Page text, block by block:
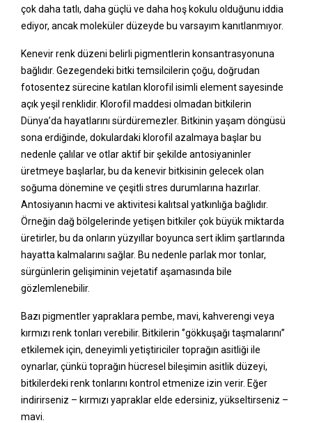
çok daha tatlı, daha güçlü ve daha hoş kokulu olduğunu iddia
ediyor, ancak moleküler düzeyde bu varsayım kanıtlanmıyor.
Kenevir renk düzeni belirli pigmentlerin konsantrasyonuna
bağlıdır. Gezegendeki bitki temsilcilerin çoğu, doğrudan
fotosentez sürecine katılan klorofil isimli element sayesinde
açık yeşil renklidir. Klorofil maddesi olmadan bitkilerin
Dünya’da hayatlarını sürdüremezler. Bitkinin yaşam döngüsü
sona erdiğinde, dokulardaki klorofil azalmaya başlar bu
nedenle çalılar ve otlar aktif bir şekilde antosiyaninler
üretmeye başlarlar, bu da kenevir bitkisinin gelecek olan
soğuma dönemine ve çeşitli stres durumlarına hazırlar.
Antosiyanın hacmi ve aktivitesi kalıtsal yatkınlığa bağlıdır.
Örneğin dağ bölgelerinde yetişen bitkiler çok büyük miktarda
üretirler, bu da onların yüzyıllar boyunca sert iklim şartlarında
hayatta kalmalarını sağlar. Bu nedenle parlak mor tonlar,
sürgünlerin gelişiminin vejetatif aşamasında bile
gözlemlenebilir.
Bazı pigmentler yapraklara pembe, mavi, kahverengi veya
kırmızı renk tonları verebilir. Bitkilerin ‘’gökkuşağı taşmalarını’’
etkilemek için, deneyimli yetiştiriciler toprağın asitliği ile
oynarlar, çünkü toprağın hücresel bileşimin asitlik düzeyi,
bitkilerdeki renk tonlarını kontrol etmenize izin verir. Eğer
indirirseniz – kırmızı yapraklar elde edersiniz, yükseltirseniz –
mavi.